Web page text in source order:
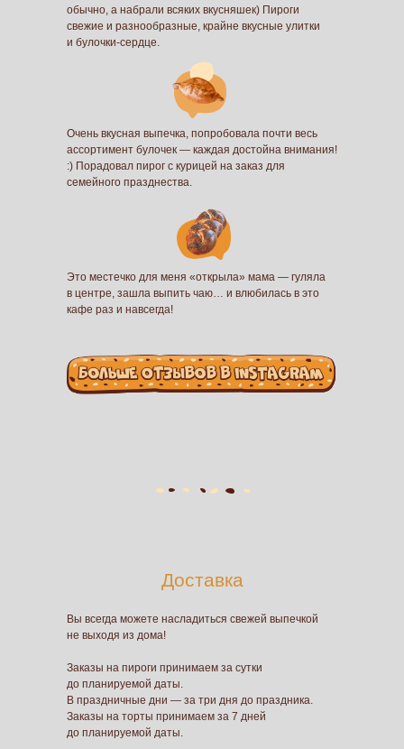
обычно, а набрали всяких вкусняшек) Пироги
свежие и разнообразные, крайне вкусные улитки
и булочки-сердце.
Очень вкусная выпечка, попробовала почти весь
ассортимент булочек — каждая достойна внимания!
:) Порадовал пирог с курицей на заказ для
семейного празднества.
Это местечко для меня «открыла» мама — гуляла
в центре, зашла выпить чаю… и влюбилась в это
кафе раз и навсегда!
Доставка
Вы всегда можете насладиться свежей выпечкой
не выходя из дома!
Заказы на пироги принимаем за сутки
до планируемой даты.
В праздничные дни — за три дня до праздника.
Заказы на торты принимаем за 7 дней
до планируемой даты.